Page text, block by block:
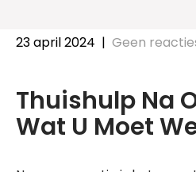
23 april 2024 | Geen
Thuishulp Na
Wat U Moet